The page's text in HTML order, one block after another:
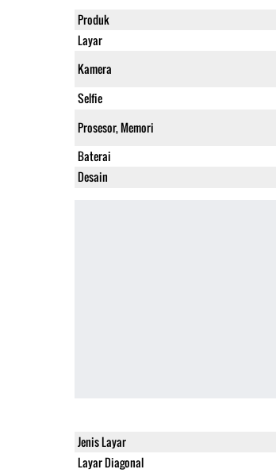
Produk
Layar
Kamera
Selfie
Prosesor, Memori
Baterai
Desain
Jenis Layar
Layar Diagonal